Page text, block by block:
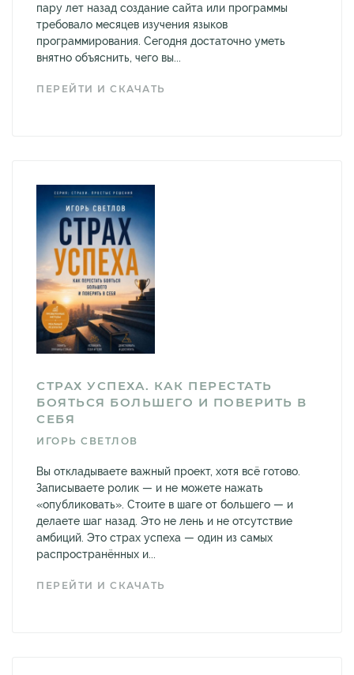
пару лет назад создание сайта или программы
требовало месяцев изучения языков
программирования. Сегодня достаточно уметь
внятно объяснить, чего вы...
ПЕРЕЙТИ И СКАЧАТЬ
СТРАХ УСПЕХА. КАК ПЕРЕСТАТЬ
БОЯТЬСЯ БОЛЬШЕГО И ПОВЕРИТЬ В
СЕБЯ
ИГОРЬ СВЕТЛОВ
Вы откладываете важный проект, хотя всё готово.
Записываете ролик — и не можете нажать
«опубликовать». Стоите в шаге от большего — и
делаете шаг назад. Это не лень и не отсутствие
амбиций. Это страх успеха — один из самых
распространённых и...
ПЕРЕЙТИ И СКАЧАТЬ